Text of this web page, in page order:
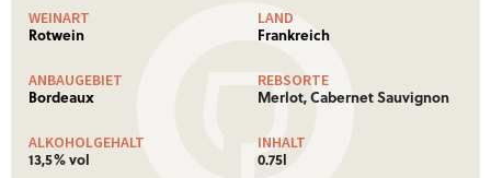
WEINART
Rotwein
LAND
Frankreich
ANBAUGEBIET
Bordeaux
REBSORTE
Merlot, Cabernet Sauvignon
ALKOHOLGEHALT
13,5% vol
INHALT
0.75l